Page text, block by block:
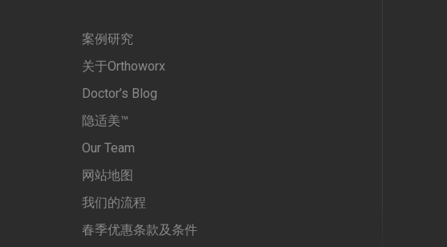
案例研究
关于Orthoworx
Doctor’s Blog
隐适美™
Our Team
网站地图
我们的流程
春季优惠条款及条件